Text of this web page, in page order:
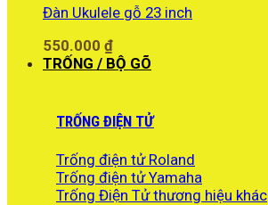
Đàn Ukulele gỗ 23 inch
550.000 ₫
TRỐNG / BỘ GÕ
TRỐNG ĐIỆN TỬ
Trống điện tử Roland
Trống điện tử Yamaha
Trống Điện Tử thương hiệu khác